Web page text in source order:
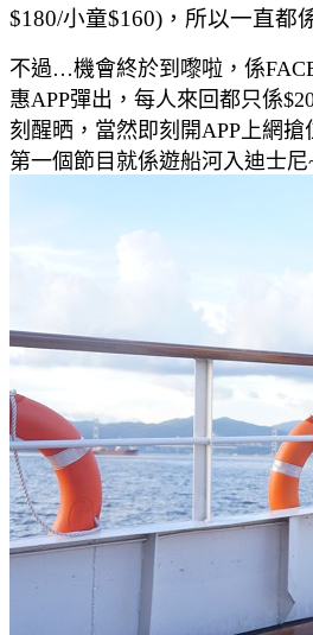
$180/小童$160)，所以一直都
不過…機會終於到嚟啦，係
惠APP彈出，每人來回都只係
刻醒晒，當然即刻開APP上網
第一個節目就係遊船河入迪士尼